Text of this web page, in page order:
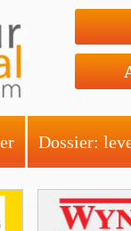
Dossier: